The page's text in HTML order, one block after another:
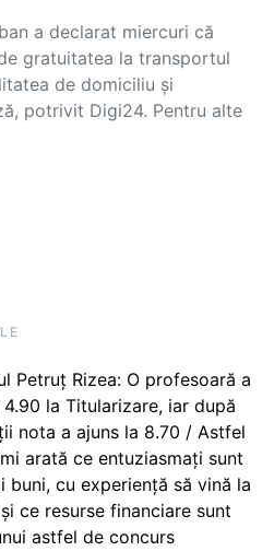
a declarat miercuri că
gratuitatea la transportul
de domiciliu și
potrivit Digi24. Pentru alte
Petruț Rizea: O profesoară a
la Titularizare, iar după
nota a ajuns la 8.70 / Astfel
arată ce entuziasmați sunt
buni, cu experiență să vină la
ce resurse financiare sunt
astfel de concurs